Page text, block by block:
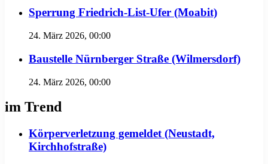
Sperrung Friedrich-List-Ufer (Moabit)
24. März 2026, 00:00
Baustelle Nürnberger Straße (Wilmersdorf)
24. März 2026, 00:00
im Trend
Körperverletzung gemeldet (Neustadt,
Kirchhofstraße)